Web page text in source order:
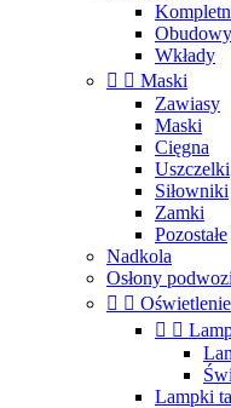
Obudowy
Wkłady
  Maski
Zawiasy
Maski
Cięgna
Uszczelki
Siłowniki
Zamki
Pozostałe
Nadkola
Osłony
  Oświetlenie
 
Lampki